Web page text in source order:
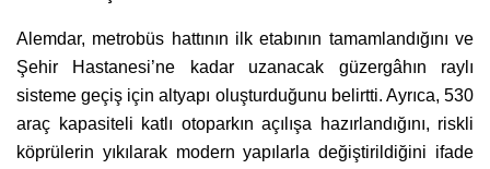
Alemdar, metrobüs hattının ilk etabının tamamlandığını ve
Şehir Hastanesi’ne kadar uzanacak güzergâhın raylı
sisteme geçiş için altyapı oluşturduğunu belirtti. Ayrıca, 530
araç kapasiteli katlı otoparkın açılışa hazırlandığını, riskli
köprülerin yıkılarak modern yapılarla değiştirildiğini ifade